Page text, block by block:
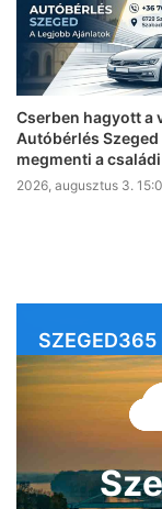
Cserben hagyott a
Autóbérlés Szeged
megmenti a
2026, augusztus 3.
SZEGED365